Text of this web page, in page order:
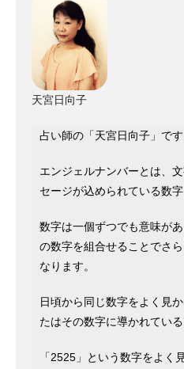
天宮日向子
占い師の「天宮日向子」です
エンジェルナンバーとは、
セージが込められている数字
数字は一個ずつでも意味が
の数字を組合せることでさ
なります。
日頃から同じ数字をよく見
たはその数字に導かれている
「2525」という数字をよく